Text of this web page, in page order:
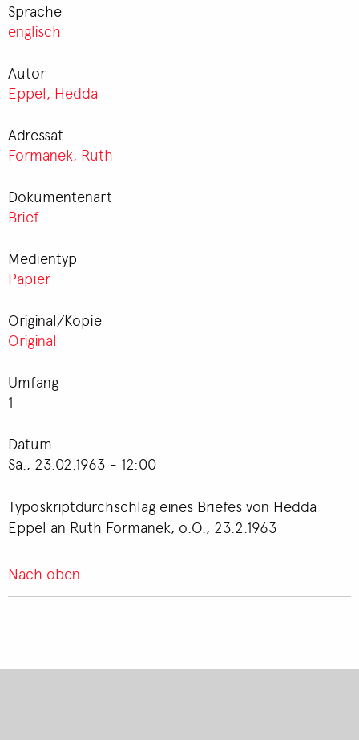
Sprache
englisch
Autor
Eppel, Hedda
Adressat
Formanek, Ruth
Dokumentenart
Brief
Medientyp
Papier
Original/Kopie
Original
Umfang
1
Datum
Sa., 23.02.1963 - 12:00
Typoskriptdurchschlag eines Briefes von Hedda
Eppel an Ruth Formanek, o.O., 23.2.1963
Nach oben